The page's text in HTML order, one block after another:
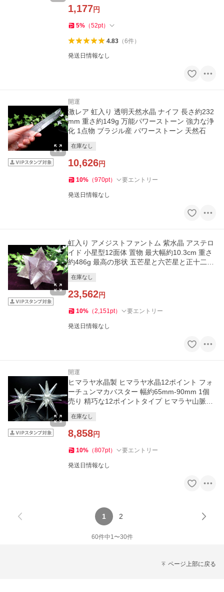
1,177円
5% （52pt）
4.83（6件）
発送日情報なし
開運
激レア 虹入り 透明天然水晶 ナイフ 長さ約232
mm 重さ約149g 万能パワーストーン 強力な浄
化 1点物 ブラジル産 パワーストーン 天然石
在庫なし
10,626円
10% （970pt） 要エントリー
発送日情報なし
虹入り アメジストファントム 紫水晶 アステロ
イド 小星型12面体 置物 最大幅約10.3cm 重さ
約486g 最高の形状 五芒星と六芒星と正十二面
在庫なし
23,562円
10% （2,151pt） 要エントリー
発送日情報なし
開運
ヒマラヤ水晶製 ヒマラヤ水晶12ポイント フォ
ーチュンマカバスター 幅約65mm-90mm 1個
売り 精巧な12ポイントタイプ ヒマラヤ山脈産
在庫なし
8,858円
10% （807pt） 要エントリー
発送日情報なし
1 2
60件中1〜30件
ページ上部に戻る